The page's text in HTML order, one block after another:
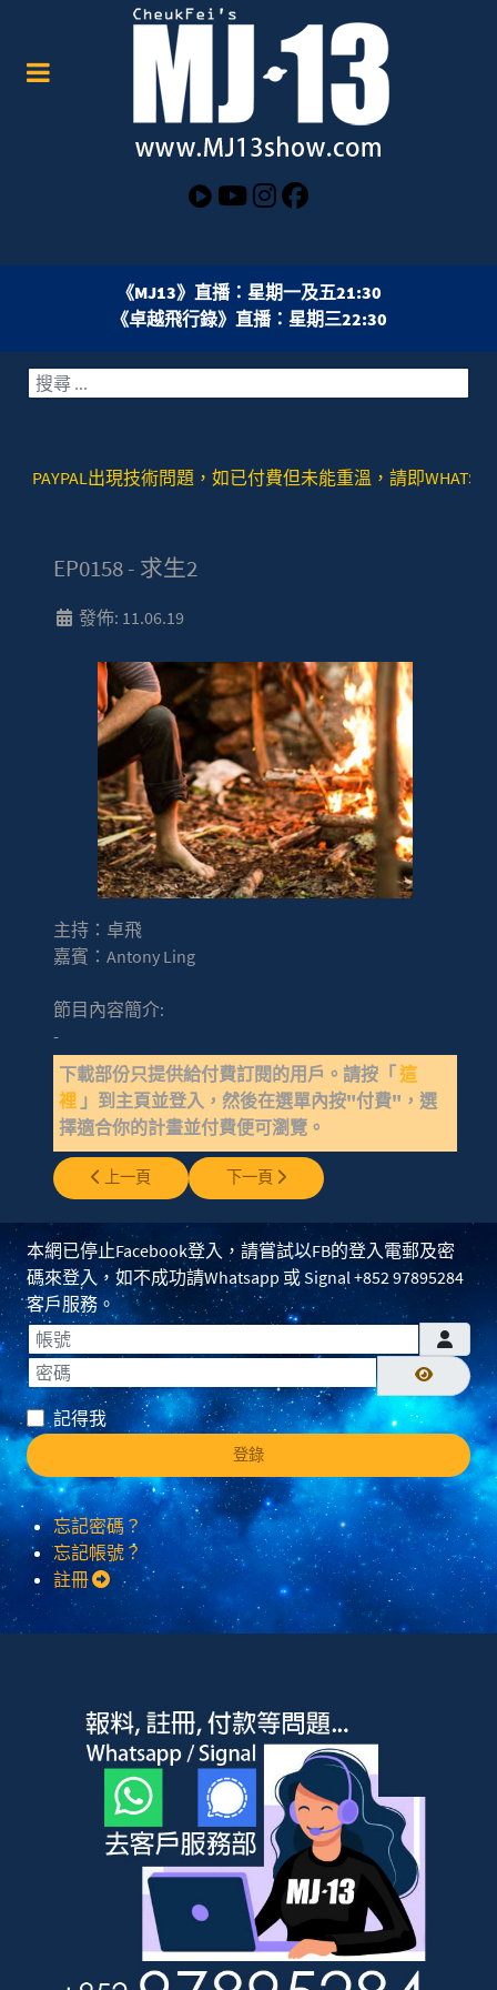
《MJ13》直播：星期一及五21:30
《卓越飛行錄》直播：星期三22:30
搜索
出現技術問題，如已付費但未能重溫，請即WHATSAPP或者
EP0158 - 求生2
發佈: 11.06.19
主持：卓飛
嘉賓：Antony Ling
節目內容簡介:
-
下載部份只提供給付費訂閱的用戶。請按「 這
裡 」到主頁並登入，然後在選單內按"付費"，選
擇適合你的計畫並付費便可瀏覽。
上一篇文章: EP0159 - 前蘇聯BW報告
上一頁 下一篇文章: EP0157 - 揭示
下一頁
本網已停止Facebook登入，請嘗試以FB的登入電郵及密
碼來登入，如不成功請Whatsapp 或 Signal +852 97895284
客戶服務。
帳號
密碼
顯示密碼
記得我
登錄
忘記密碼？
忘記帳號？
註冊